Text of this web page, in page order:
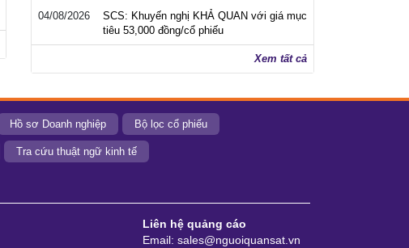
04/08/2026
SCS: Khuyến nghị KHẢ QUAN với giá mục
tiêu 53,000 đồng/cổ phiếu
Xem tất cả
Hồ sơ Doanh nghiệp Bộ lọc cổ phiếu
Tra cứu thuật ngữ kinh tế
Liên hệ quảng cáo
Email: sales@nguoiquansat.vn